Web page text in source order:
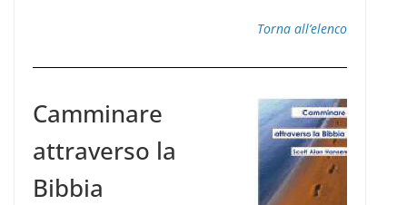
Torna all’elenco
Camminare
attraverso la
Bibbia